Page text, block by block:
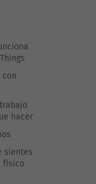
hacer
sientes
físico